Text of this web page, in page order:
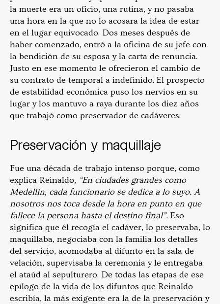
la muerte era un oficio, una rutina, y no pasaba
una hora en la que no lo acosara la idea de estar
en el lugar equivocado. Dos meses después de
haber comenzado, entró a la oficina de su jefe con
la bendición de su esposa y la carta de renuncia.
Justo en ese momento le ofrecieron el cambio de
su contrato de temporal a indefinido. El prospecto
de estabilidad económica puso los nervios en su
lugar y los mantuvo a raya durante los diez años
que trabajó como preservador de cadáveres.
Preservación y maquillaje
Fue una década de trabajo intenso porque, como
explica Reinaldo, “En ciudades grandes como
Medellín, cada funcionario se dedica a lo suyo. A
nosotros nos toca desde la hora en punto en que
fallece la persona hasta el destino final”. Eso
significa que él recogía el cadáver, lo preservaba, lo
maquillaba, negociaba con la familia los detalles
del servicio, acomodaba al difunto en la sala de
velación, supervisaba la ceremonia y le entregaba
el ataúd al sepulturero. De todas las etapas de ese
epílogo de la vida de los difuntos que Reinaldo
escribía, la más exigente era la de la preservación y